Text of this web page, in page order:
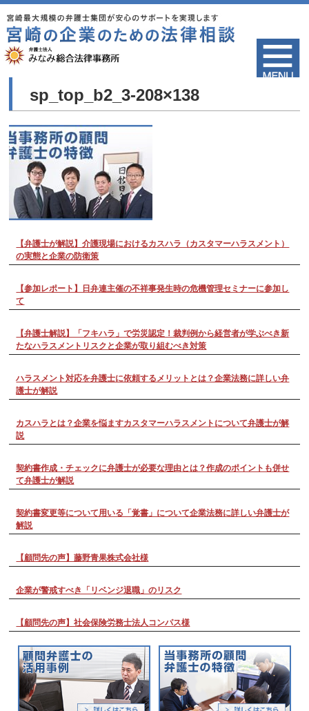
sp_top_b2_3-208×138
【弁護士が解説】介護現場におけるカスハラ（カスタマーハラスメント）
の実態と企業の防衛策
【参加レポート】日弁連主催の不祥事発生時の危機管理セミナーに参加し
て
【弁護士解説】「フキハラ」で労災認定！裁判例から経営者が学ぶべき新
たなハラスメントリスクと企業が取り組むべき対策
ハラスメント対応を弁護士に依頼するメリットとは？企業法務に詳しい弁
護士が解説
カスハラとは？企業を悩ますカスタマーハラスメントについて弁護士が解
説
契約書作成・チェックに弁護士が必要な理由とは？作成のポイントも併せ
て弁護士が解説
契約書変更等について用いる「覚書」について企業法務に詳しい弁護士が
解説
【顧問先の声】藤野青果株式会社様
企業が警戒すべき「リベンジ退職」のリスク
【顧問先の声】社会保険労務士法人コンパス様